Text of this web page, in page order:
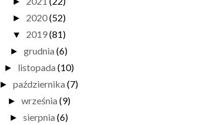
► 2020(52)
▼ 2019(81)
► grudnia (6)
► listopada (10)
► października (7)
► września (9)
► sierpnia (6)